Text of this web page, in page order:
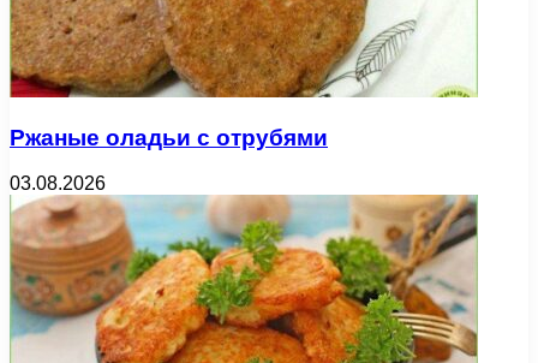
Ржаные оладьи с отрубями
03.08.2026